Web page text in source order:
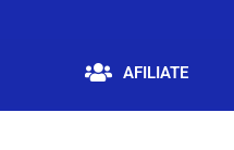
AFILIATE
SERVICIOS